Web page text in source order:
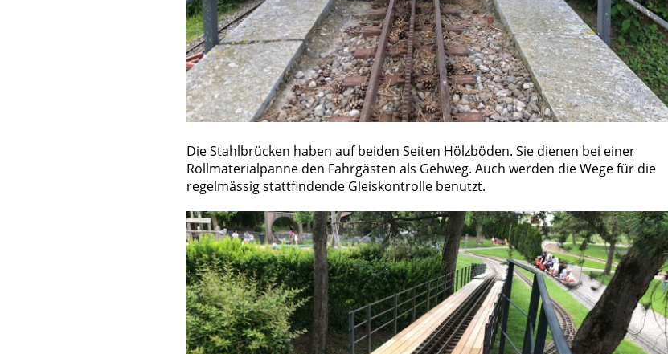
Die Stahlbrücken haben auf beiden Seiten Hölzböden. Sie dienen bei einer
Rollmaterialpanne den Fahrgästen als Gehweg. Auch werden die Wege für die
regelmässig stattfindende Gleiskontrolle benutzt.